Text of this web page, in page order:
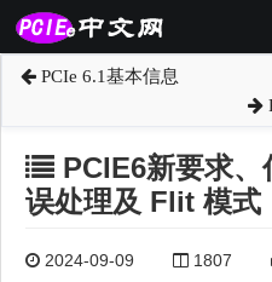
PCIe 6.1基本信息
PCIE6新要求
误处理及 Flit 模式
2024-09-09 1807